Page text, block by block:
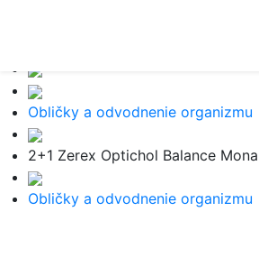
Obličky a odvodnenie organizmu
2+1 Zerex Optichol Balance
Obličky a odvodnenie organizmu